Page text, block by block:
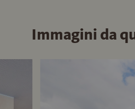
Immagini da